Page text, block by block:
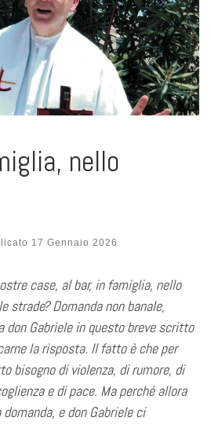
nello
17 Gennaio 2026
case, al bar, in famiglia, nello
strade? Domanda non banale,
Gabriele in questo breve scritto
la risposta. Il fatto è che per
bisogno di violenza, di rumore, di
e di pace. Ma perché allora
e don Gabriele ci